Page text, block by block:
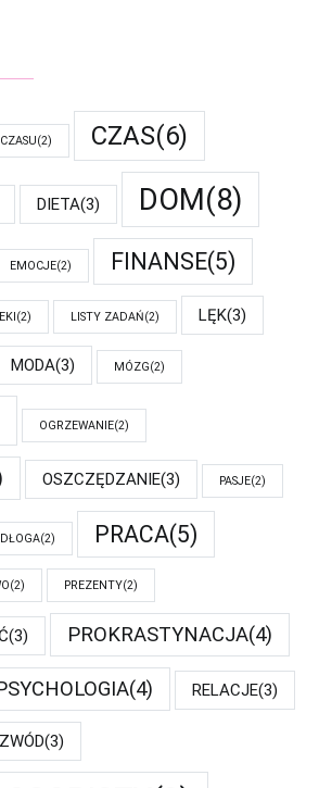
(2) CZAS(6)
DIETA(3) DOM(8)
EMOCJE(2) FINANSE(5)
(2) LISTY ZADAŃ(2) LĘK(3)
MODA(3) MÓZG(2)
OGRZEWANIE(2)
OSZCZĘDZANIE(3) PASJE(2)
(2) PRACA(5)
(2) PREZENTY(2)
(3) PROKRASTYNACJA(4)
(4) RELACJE(3)
(3)